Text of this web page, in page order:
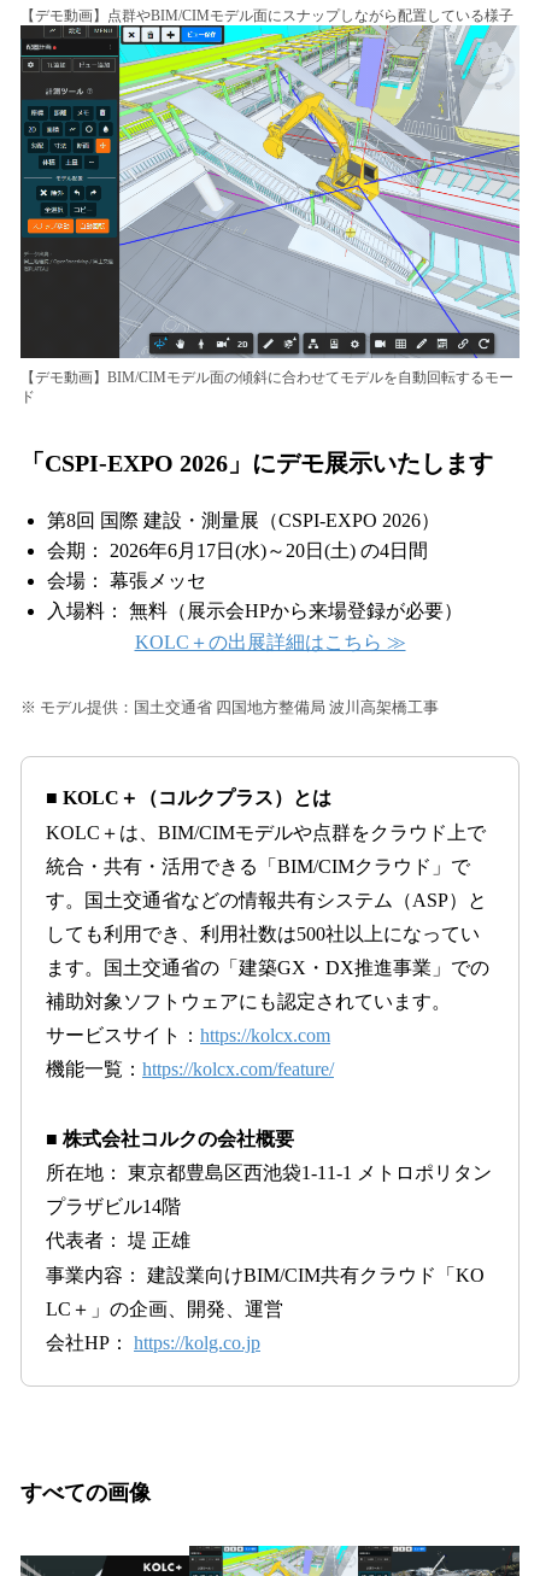
【デモ動画】点群やBIM/CIMモデル面にスナップしながら配置している様子
【デモ動画】BIM/CIMモデル面の傾斜に合わせてモデルを自動回転するモー
ド
「CSPI-EXPO 2026」にデモ展示いたします
第8回 国際 建設・測量展（CSPI-EXPO 2026）
会期： 2026年6月17日(水)～20日(土) の4日間
会場： 幕張メッセ
入場料： 無料（展示会HPから来場登録が必要）
KOLC＋の出展詳細はこちら ≫
※ モデル提供：国土交通省 四国地方整備局 波川高架橋工事
■ KOLC＋（コルクプラス）とは
KOLC＋は、BIM/CIMモデルや点群をクラウド上で
統合・共有・活用できる「BIM/CIMクラウド」で
す。国土交通省などの情報共有システム（ASP）と
しても利用でき、利用社数は500社以上になってい
ます。国土交通省の「建築GX・DX推進事業」での
補助対象ソフトウェアにも認定されています。
サービスサイト： https://kolcx.com
機能一覧： https://kolcx.com/feature/
■ 株式会社コルクの会社概要
所在地： 東京都豊島区西池袋1-11-1 メトロポリタン
プラザビル14階
代表者： 堤 正雄
事業内容： 建設業向けBIM/CIM共有クラウド「KO
LC＋」の企画、開発、運営
会社HP： https://kolg.co.jp
すべての画像